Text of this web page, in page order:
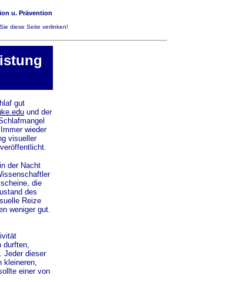
u. Prävention
diese Seite verlinken!
gut
und der
wieder
visueller
der Nacht
die
des
Reize
weniger gut.
durften,
Jeder dieser
kleineren,
einer von